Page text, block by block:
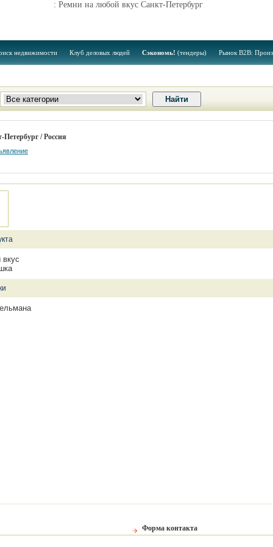
: Ремни на любой вкус Санкт-Петербург
недвижимости Клуб деловых людей Сэкономь! (тендеры) Рынок B2B:
Петербург / Россия
Форма контакта